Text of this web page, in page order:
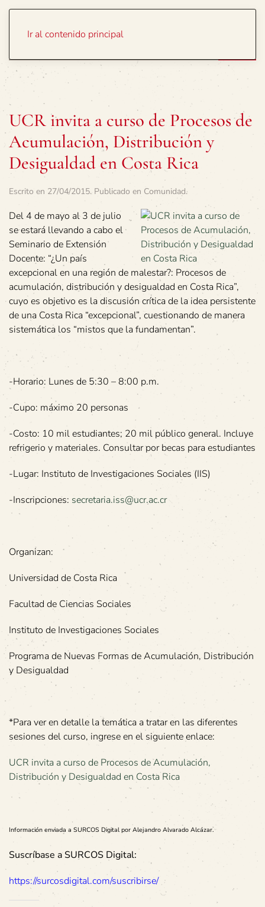
Ir al contenido principal
UCR invita a curso de Procesos de
Acumulación, Distribución y
Desigualdad en Costa Rica
Escrito en 27/04/2015. Publicado en Comunidad.
Del 4 de mayo al 3 de julio
se estará llevando a cabo el
Seminario de Extensión
Docente: “¿Un país
excepcional en una región de malestar?: Procesos de
acumulación, distribución y desigualdad en Costa Rica”,
cuyo es objetivo es la discusión crítica de la idea persistente
de una Costa Rica “excepcional”, cuestionando de manera
sistemática los “mistos que la fundamentan”.
-Horario: Lunes de 5:30 – 8:00 p.m.
-Cupo: máximo 20 personas
-Costo: 10 mil estudiantes; 20 mil público general. Incluye
refrigerio y materiales. Consultar por becas para estudiantes
-Lugar: Instituto de Investigaciones Sociales (IIS)
-Inscripciones: secretaria.iss@ucr.ac.cr
Organizan:
Universidad de Costa Rica
Facultad de Ciencias Sociales
Instituto de Investigaciones Sociales
Programa de Nuevas Formas de Acumulación, Distribución
y Desigualdad
*Para ver en detalle la temática a tratar en las diferentes
sesiones del curso, ingrese en el siguiente enlace:
UCR invita a curso de Procesos de Acumulación,
Distribución y Desigualdad en Costa Rica
Información enviada a SURCOS Digital por Alejandro Alvarado Alcázar.
Suscríbase a SURCOS Digital:
https://surcosdigital.com/suscribirse/